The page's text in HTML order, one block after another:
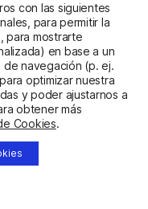
en las que el
un papel
Sansaloni,
Editorial
con las siguientes
para permitir la
para mostrarte
en base a un
navegación (p. ej.
optimizar nuestra
y poder ajustarnos a
obtener más
Cookies.